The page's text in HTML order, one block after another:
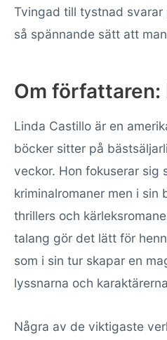
Tvingad till tystnad
så spännande sätt att
Om författaren:
Linda Castillo är en
böcker sitter på
veckor. Hon fokuserar sig
kriminalromaner men i sin
thrillers och
talang gör det lätt för
som i sin tur skapar en
lyssnarna och
Några av de viktigaste